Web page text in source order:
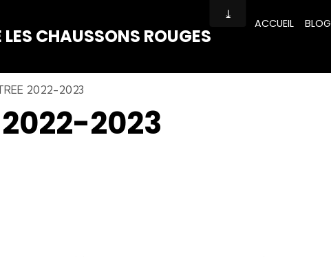
LES CHAUSSONS ROUGES
ACCUEIL BLOG
2022-2023
2022-2023